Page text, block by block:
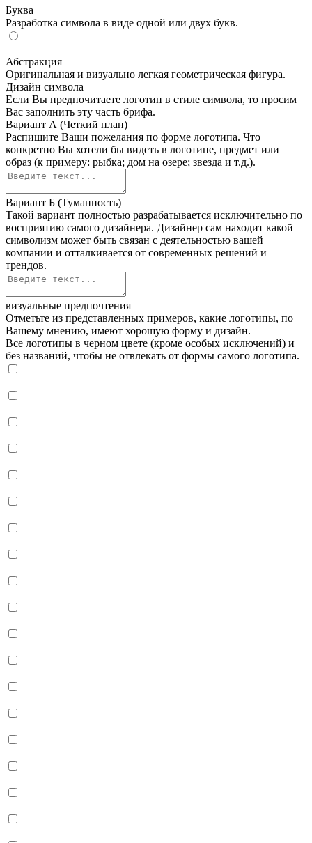
Буква
Разработка символа в виде одной или двух букв.
Абстракция
Оригинальная и визуально легкая геометрическая фигура.
Дизайн символа
Если Вы предпочитаете логотип в стиле символа, то просим
Вас заполнить эту часть брифа.
Вариант А (Четкий план)
Распишите Ваши пожелания по форме логотипа. Что
конкретно Вы хотели бы видеть в логотипе, предмет или
образ (к примеру: рыбка; дом на озере; звезда и т.д.).
Вариант Б (Туманность)
Такой вариант полностью разрабатывается исключительно по
восприятию самого дизайнера. Дизайнер сам находит какой
символизм может быть связан с деятельностью вашей
компании и отталкивается от современных решений и
трендов.
визуальные предпочтения
Отметьте из представленных примеров, какие логотипы, по
Вашему мнению, имеют хорошую форму и дизайн.
Все логотипы в черном цвете (кроме особых исключений) и
без названий, чтобы не отвлекать от формы самого логотипа.